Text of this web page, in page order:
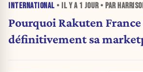
INTERNATIONAL • IL Y A 1 JOUR• PAR
Pourquoi Rakuten
définitivement sa